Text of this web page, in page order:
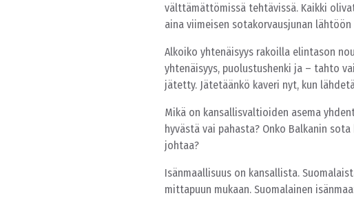
välttämättömissä tehtävissä. Kaikki
aina viimeisen sotakorvausjunan lähtöön
Alkoiko yhtenäisyys rakoilla elintason
yhtenäisyys, puolustushenki ja – tahto
jätetty. Jätetäänkö kaveri nyt, kun
Mikä on kansallisvaltioiden asema
hyvästä vai pahasta? Onko Balkanin
johtaa?
Isänmaallisuus on kansallista.
mittapuun mukaan. Suomalainen